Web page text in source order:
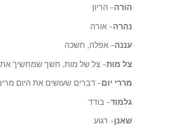
הורה– הריון
נהרה– אורה
עננה– אפלה, חשכה
צל מות– צל של מות, חשך שמחשיך את
מררי יום – דברים שעושים את היום
גלמוד– בודד
שאנן – רגוע